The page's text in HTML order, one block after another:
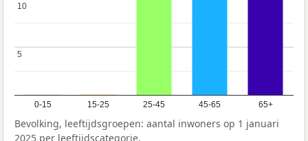
0-15 15-25 25-45 45-65 65+
5
5
10
10
Bevolking, leeftijdsgroepen: aantal inwoners op 1 januari
2025 per leeftijdscategorie.